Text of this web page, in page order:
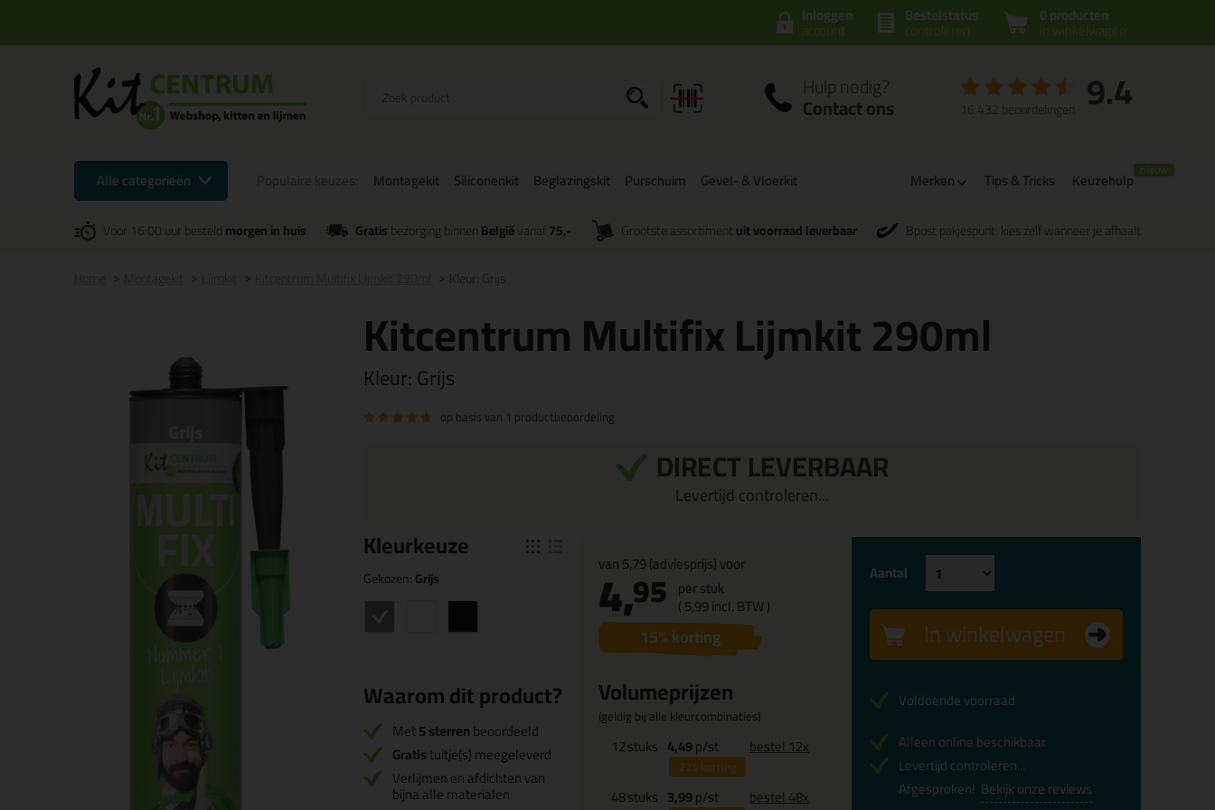
0 producten
in winkelwagen
Bestelstatus
controleren
Inloggen
account
Hulp nodig?
Contact ons 9.4
16.432 beoordelingen
Alle categorieën Montagekit Siliconenkit Beglazingskit Purschuim Gevel- & Vloerkit Merken Tips & Tricks Keuzehulp
Voor 16:00 uur besteldmorgen in huis Gratisbezorging binnenBelgiëvanaf 75,- Grootste assortiment uit voorraad leverbaar Bpost pakjespunt: kies zelf wanneer je afhaalt
Kleur: Grijs
Kitcentrum Multifix Lijmkit 290ml
Kleur:Grijs
op basis van 1 productbeoordeling
DIRECT LEVERBAAR
Levertijd controleren...
Kleurkeuze
Gekozen:Grijs
Waarom dit product?
Met5 sterrenbeoordeeld
Gratistuitje(s) meegeleverd
Verlijmen en afdichten van
bijna alle materialen
van5,79(adviesprijs) voor
4,95 per stuk
(5,99incl. BTW )
15% korting
Volumeprijzen
(geldig bij alle kleurcombinaties)
12stuks 4,49p/st
22%korting
bestel 12x
48stuks 3,99p/st
bestel 48x
Aantal
In winkelwagen
Voldoende voorraad
Alleen online beschikbaar
Levertijd controleren...
Afgesproken! Bekijk onze reviews